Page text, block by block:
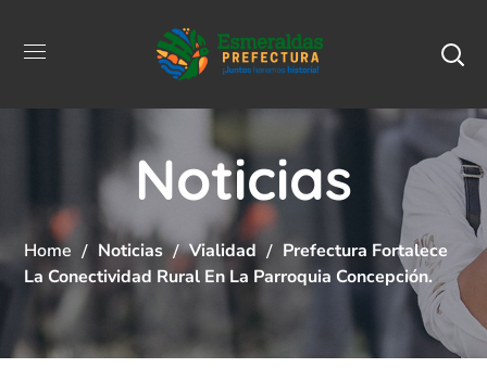
Noticias
Home Noticias Vialidad
Prefectura Fortalece
La Conectividad Rural En La Parroquia Concepción.